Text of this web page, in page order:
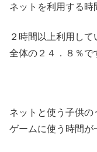
ネットを利用する時
２時間以上利用して
全体の２４．８％で
ネットと使う子供
ゲームに使う時間が